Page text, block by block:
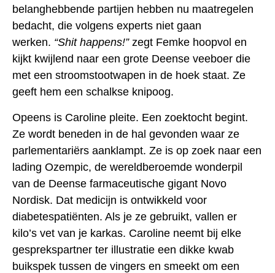
belanghebbende partijen hebben nu maatregelen
bedacht, die volgens experts niet gaan
werken. “Shit happens!”zegt Femke hoopvol en
kijkt kwijlend naar een grote Deense veeboer die
met een stroomstootwapen in de hoek staat. Ze
geeft hem een schalkse knipoog.
Opeens is Caroline pleite. Een zoektocht begint.
Ze wordt beneden in de hal gevonden waar ze
parlementariërs aanklampt. Ze is op zoek naar een
lading Ozempic, de wereldberoemde wonderpil
van de Deense farmaceutische gigant Novo
Nordisk. Dat medicijn is ontwikkeld voor
diabetespatiënten. Als je ze gebruikt, vallen er
kilo’s vet van je karkas. Caroline neemt bij elke
gesprekspartner ter illustratie een dikke kwab
buikspek tussen de vingers en smeekt om een